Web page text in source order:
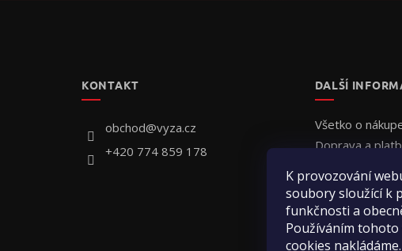
K provozování
soubory sloužící k
funkčnosti a
Používáním tohoto
cookies nakládáme.
KONTAKT
obchod@vyza.cz
+420 774 859 178
DALŠÍ
Všetko o
Doprava a
Ako objednať
Hodnotenie
Kontakty